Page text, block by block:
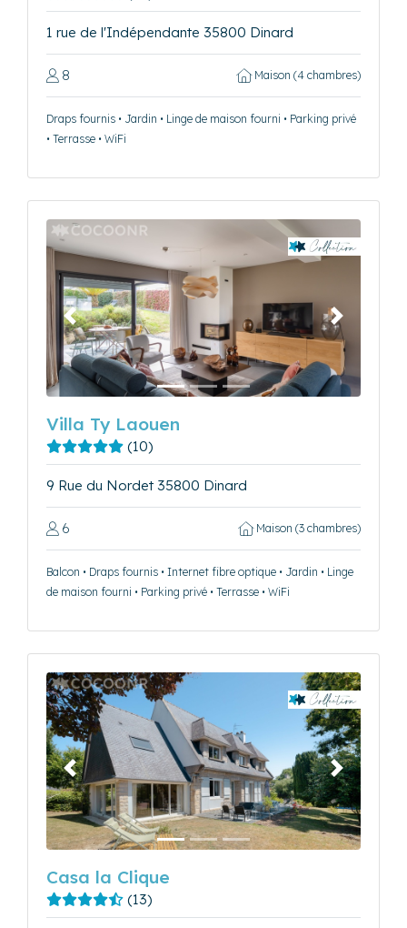
1 rue de l'Indépendante 35800 Dinard
8 Maison (4 chambres)
Draps fournis • Jardin • Linge de maison fourni • Parking privé
• Terrasse • WiFi
Précédent Suivant
Villa Ty Laouen
(10)
9 Rue du Nordet 35800 Dinard
6 Maison (3 chambres)
Balcon • Draps fournis • Internet fibre optique • Jardin • Linge
de maison fourni • Parking privé • Terrasse • WiFi
Précédent Suivant
Casa la Clique
(13)